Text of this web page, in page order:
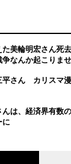
た美輪明宏さん死
なんか起こりませ
平さん カリスマ
んは、経済界有数
に